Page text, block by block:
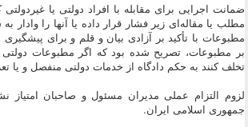
ضمانت اجرایی برای مقابله با افراد دولتی یا
مطلب یا مقاله‌ای زیر فشار قرار داده یا آنها را وادار
مطبوعات با تأکید بر آزادی بیان و قلم و برای
بر مطبوعات، تصریح شده بود که اگر مطبوعات دولتی
تخلف کنند به حکم دادگاه از خدمات دولتی منفصل و یا
لزوم التزام عملی مدیران مسئول و صاحبان امتیاز
جمهوری اسلامی ایران.